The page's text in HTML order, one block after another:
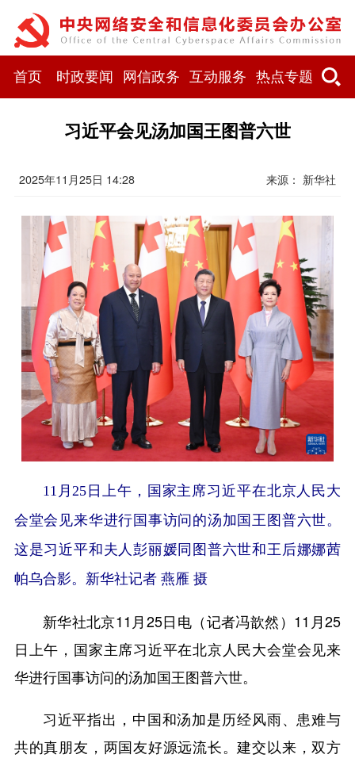
首页 时政要闻 网信政务 互动服务 热点专题
习近平会见汤加国王图普六世
2025年11月25日 14:28 来源： 新华社
11月25日上午，国家主席习近平在北京人民大
会堂会见来华进行国事访问的汤加国王图普六世。
这是习近平和夫人彭丽媛同图普六世和王后娜娜茜
帕乌合影。新华社记者 燕雁 摄
新华社北京11月25日电（记者冯歆然）11月25
日上午，国家主席习近平在北京人民大会堂会见来
华进行国事访问的汤加国王图普六世。
习近平指出，中国和汤加是历经风雨、患难与
共的真朋友，两国友好源远流长。建交以来，双方